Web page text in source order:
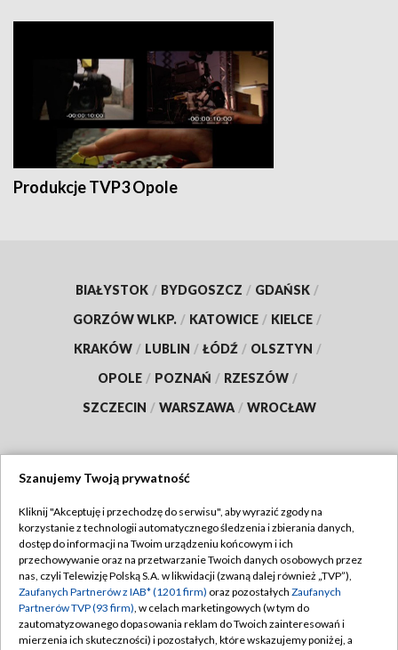
Produkcje TVP3 Opole
BIAŁYSTOK / BYDGOSZCZ / GDAŃSK /
GORZÓW WLKP. / KATOWICE / KIELCE /
KRAKÓW / LUBLIN / ŁÓDŹ / OLSZTYN /
OPOLE / POZNAŃ / RZESZÓW /
SZCZECIN / WARSZAWA / WROCŁAW
TVP
Abonament TVP
Emisja w TVP
Centrum informacji TVP
Naziemna Telewizja Cyfrowa
Regulamin TVP
Polityka prywatności
Moje zgody
Szanujemy Twoją prywatność
Kliknij "Akceptuję i przechodzę do serwisu", aby wyrazić zgody na
korzystanie z technologii automatycznego śledzenia i zbierania danych,
dostęp do informacji na Twoim urządzeniu końcowym i ich
przechowywanie oraz na przetwarzanie Twoich danych osobowych przez
nas, czyli Telewizję Polską S.A. w likwidacji (zwaną dalej również „TVP”),
Zaufanych Partnerów z IAB* (1201 firm) oraz pozostałych Zaufanych
Partnerów TVP (93 firm), w celach marketingowych (w tym do
zautomatyzowanego dopasowania reklam do Twoich zainteresowań i
mierzenia ich skuteczności) i pozostałych, które wskazujemy poniżej, a